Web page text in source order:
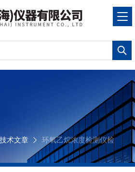
技术文章
环氧乙烷浓度检测仪检